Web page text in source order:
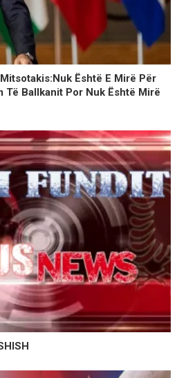
Është E Mirë Për
Ballkanit Por Nuk Është Mirë